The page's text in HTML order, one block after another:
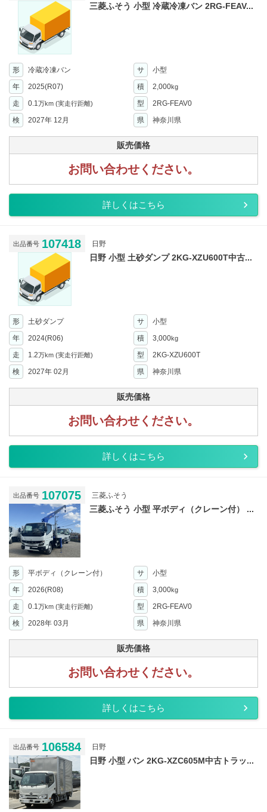
三菱ふそう 小型 冷蔵冷凍バン 2RG-FEAV...
形 冷蔵冷凍バン サ
小型
年
2025(R07) 積 2,000kg
走 0.1万km (実走行距離) 型
2RG-FEAV0
検
2027年 12月 県 神奈川県
販売価格
お問い合わせください。
詳しくはこちら
出品番号 107418 日野
日野 小型 土砂ダンプ 2KG-XZU600T中古...
形 土砂ダンプ サ
小型
年
2024(R06) 積 3,000kg
走 1.2万km (実走行距離) 型
2KG-XZU600T
検
2027年 02月 県 神奈川県
販売価格
お問い合わせください。
詳しくはこちら
出品番号 107075 三菱ふそう
三菱ふそう 小型 平ボディ（クレーン付） ...
形 平ボディ（クレーン付） サ
小型
年
2026(R08) 積 3,000kg
走 0.1万km (実走行距離) 型
2RG-FEAV0
検
2028年 03月 県 神奈川県
販売価格
お問い合わせください。
詳しくはこちら
出品番号 106584 日野
日野 小型 バン 2KG-XZC605M中古トラッ...